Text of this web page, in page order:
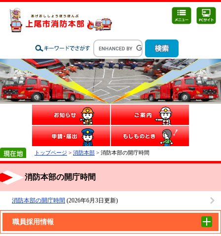
トップページ > 消防本部 > 消防本部の開庁時間
消防本部の開庁時間
消防本部の開庁時間 (2026年6月3日更新)
職員採用情報